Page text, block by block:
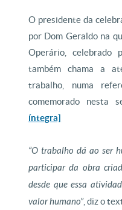
O presidente da
por Dom Geraldo na
Operário, celebrado
também chama a
trabalho, numa
comemorado nesta
íntegra]
“O trabalho dá ao ser
participar da obra
desde que essa
valor humano”, diz o